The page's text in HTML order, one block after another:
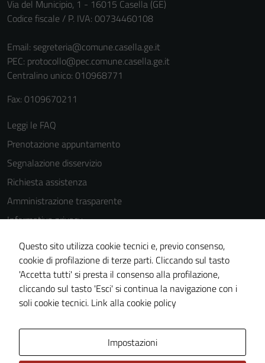
Via del Municipio, 1 - 16015 Casella (GE)
Codice fiscale / P. IVA: 00734460108
Email: segreteria@comune.casella.ge.it
PEC: protocollo@pec.comune.casella.ge.it
Centralino unico: 010968771
Fax: 0109670211
Leggi le FAQ
Prenotazione appuntamento
Segnalazione disservizio
Richiesta assistenza
Amministrazione trasparente
Informativa privacy
Cookie Policy
Note legali
Dichiarazione di accessibilità
Piano di miglioramento del sito
Questo sito utilizza cookie tecnici e, previo consenso,
cookie di profilazione di terze parti. Cliccando sul tasto
'Accetta tutti' si presta il consenso alla profilazione,
cliccando sul tasto 'Esci' si continua la navigazione con i
soli cookie tecnici. Link alla cookie policy
Impostazioni
impostati da
una serie di
(si veda la
Cookie policy
cookies può
navigazione e
la fruizione
delle
funzionalità
del sito.
Experience